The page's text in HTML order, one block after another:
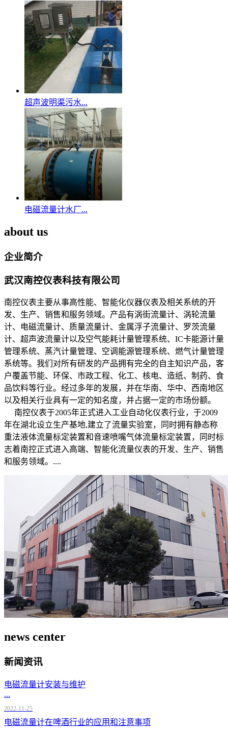
超声波明渠污水...
电磁流量计水厂...
about us
企业简介
武汉南控仪表科技有限公司
南控仪表主要从事高性能、智能化仪器仪表及相关系统的开
发、生产、销售和服务领域。产品有涡街流量计、涡轮流量
计、电磁流量计、质量流量计、金属浮子流量计、罗茨流量
计、超声波流量计以及空气能耗计量管理系统、IC卡能源计量
管理系统、蒸汽计量管理、空调能源管理系统、燃气计量管理
系统等。我们对所有研发的产品拥有完全的自主知识产品，客
户覆盖节能、环保、市政工程、化工、核电、造纸、制药、食
品饮料等行业。经过多年的发展，并在华南、华中、西南地区
以及相关行业具有一定的知名度，并占据一定的市场份额。
南控仪表于2005年正式进入工业自动化仪表行业，于2009
年在湖北设立生产基地,建立了流量实验室，同时拥有静态称
重法液体流量标定装置和音速喷嘴气体流量标定装置，同时标
志着南控正式进入高端、智能化流量仪表的开发、生产、销售
和服务领域。....
news center
新闻资讯
电磁流量计安装与维护
...
2022-11-25
电磁流量计在啤酒行业的应用和注意事项